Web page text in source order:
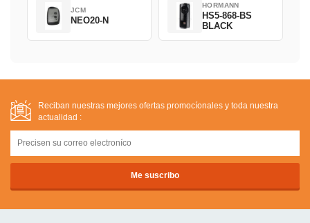
JCM
NEO20-N
HORMANN
HS5-868-BS
BLACK
Reciban nuestras mejores ofertas promocíonales y toda nuestra
actualidad :